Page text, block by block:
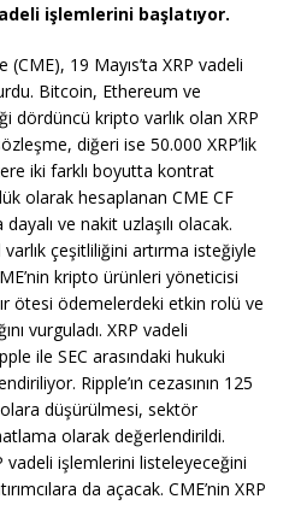
işlemlerini başlatıyor.
19 Mayıs’ta XRP vadeli
Bitcoin, Ethereum ve
dördüncü kripto varlık olan XRP
diğeri ise 50.000 XRP’lik
iki farklı boyutta kontrat
olarak hesaplanan CME CF
ve nakit uzlaşılı olacak.
varlık çeşitliliğini artırma isteğiyle
kripto ürünleri yöneticisi
ötesi ödemelerdeki etkin rolü ve
vurguladı. XRP vadeli
ile SEC arasındaki hukuki
Ripple’ın cezasının 125
düşürülmesi, sektör
olarak değerlendirildi.
vadeli işlemlerini listeleyeceğini
da açacak. CME’nin XRP